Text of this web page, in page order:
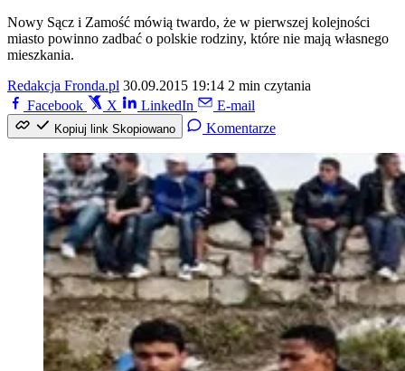
Nowy Sącz i Zamość mówią twardo, że w pierwszej kolejności
miasto powinno zadbać o polskie rodziny, które nie mają własnego
mieszkania.
Redakcja Fronda.pl 30.09.2015 19:14 2 min czytania
Facebook
X LinkedIn E-mail
Kopiuj link Skopiowano Komentarze